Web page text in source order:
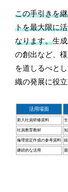
この手引きを
トを最大限に
なります。生
の創出など、
を道しるべと
織の発展に役立
活用場面
新入社員研修資料
社員教育教材
倫理規定作成の参考資料
継続的な活用